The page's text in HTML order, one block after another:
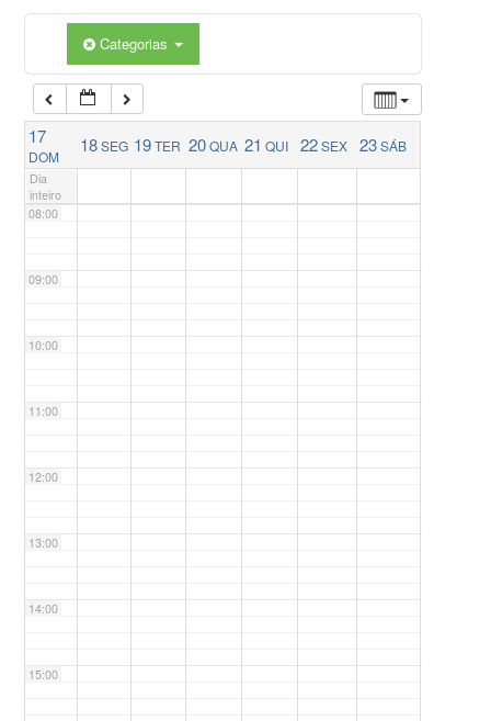
Categorias
17
DOM
18SEG 19TER 20QUA 21 QUI 22SEX 23SÁB
Dia
inteiro
05:00
06:00
07:00
08:00
09:00
10:00
11:00
12:00
13:00
14:00
15:00